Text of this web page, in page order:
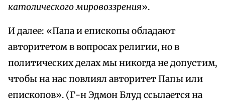
католического мировоззрения».
И далее: «Папа и епископы обладают
авторитетом в вопросах религии, но в
политических делах мы никогда не допустим,
чтобы на нас повлиял авторитет Папы или
епископов». (Г-н Эдмон Блуд ссылается на